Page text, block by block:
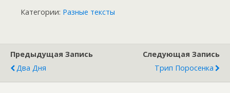
Категории: Разные тексты
Предыдущая Запись
Два Дня
Следующая Запись
Трип Поросенка